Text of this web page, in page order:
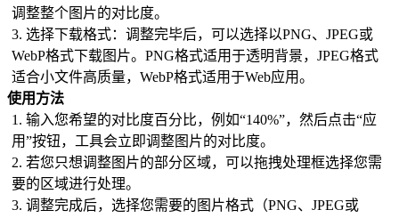
调整整个图片的对比度。
3. 选择下载格式：调整完毕后，可以选择以PNG、JPEG或
WebP格式下载图片。PNG格式适用于透明背景，JPEG格式
适合小文件高质量，WebP格式适用于Web应用。
使用方法
1. 输入您希望的对比度百分比，例如“140%”，然后点击“应
用”按钮，工具会立即调整图片的对比度。
2. 若您只想调整图片的部分区域，可以拖拽处理框选择您需
要的区域进行处理。
3. 调整完成后，选择您需要的图片格式（PNG、JPEG或